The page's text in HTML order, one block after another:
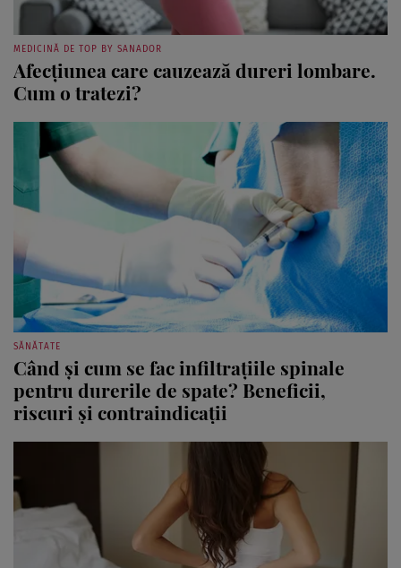
MEDICINĂ DE TOP BY SANADOR
Afecțiunea care cauzează dureri lombare.
Cum o tratezi?
SĂNĂTATE
Când și cum se fac infiltrațiile spinale
pentru durerile de spate? Beneficii,
riscuri și contraindicații